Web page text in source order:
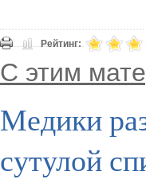
Рейтинг:
С этим
Медики
сутулой